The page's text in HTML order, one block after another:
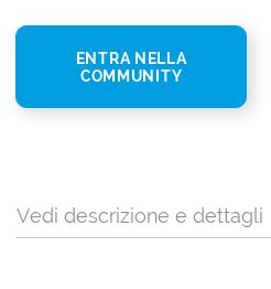
ENTRA NELLA
COMMUNITY
Vedi descrizione e dettagli